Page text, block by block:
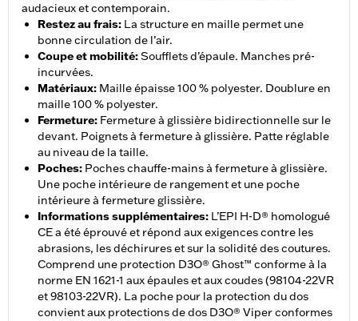
audacieux et contemporain.
Restez au frais: La structure en maille permet une
bonne circulation de l’air.
Coupe et mobilité:Soufflets d’épaule. Manches pré-
incurvées.
Matériaux: Maille épaisse 100 % polyester. Doublure en
maille 100 % polyester.
Fermeture: Fermeture à glissière bidirectionnelle sur le
devant. Poignets à fermeture à glissière. Patte réglable
au niveau de la taille.
Poches: Poches chauffe-mains à fermeture à glissière.
Une poche intérieure de rangement et une poche
intérieure à fermeture glissière.
Informations supplémentaires: L’EPI H-D® homologué
CE a été éprouvé et répond aux exigences contre les
abrasions, les déchirures et sur la solidité des coutures.
Comprend une protection D3O® Ghost™ conforme à la
norme EN 1621-1 aux épaules et aux coudes (98104-22VR
et 98103-22VR). La poche pour la protection du dos
convient aux protections de dos D3O® Viper conformes